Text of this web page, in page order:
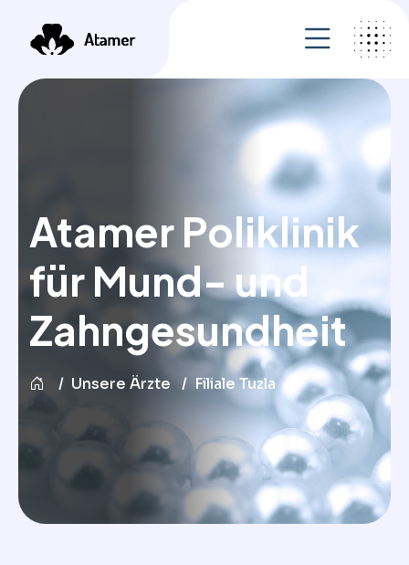
Atamer Poliklinik
für Mund- und
Zahngesundheit
Unsere Ärzte Filiale Tuzla